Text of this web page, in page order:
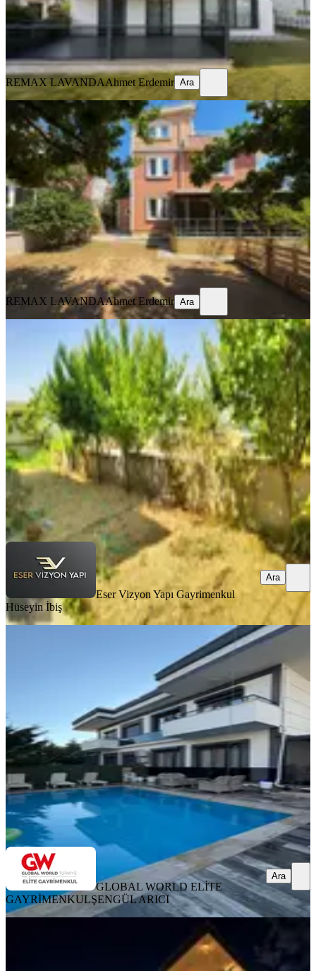
REMAX LAVANDA Ahmet Erdemir
Ara
REMAX LAVANDAAhmet Erdemir Ara
KOMBİLİ
Remax Lavanda Çorlu Önerler 5+1
Site İçinde Villa
Tekirdağ, Çorlu
5+1·225 m² 01.08.2026
50.000 ₺
REMAX LAVANDAAhmet Erdemir
Ara
REMAX LAVANDAAhmet Erdemir Ara
Yıllık Kiralık Eşyalı Köşe Başı 4+1
Villa
Tekirdağ, Marmaraereğlisi
4+1·150 m² ·25.07.2026
38.000 ₺
Eser Vizyon Yapı GayrimenkulHüseyin İbiş
Ara
Eser Vizyon Yapı Gayrimenkul
Hüseyin İbiş
Ara
Atatürk Mahallesinde Site İçerisinde
Müstakil Havuzlu Tripleks
Tekirdağ, Süleymanpaşa
5+1·220 m²·18.07.2026
75.000 ₺80.000 ₺
GLOBAL WORLD ELİTE GAYRİMENKULŞENGÜL ARICI
Ara
GLOBAL WORLD ELİTE
GAYRİMENKULŞENGÜL ARICI
Ara
Rüzgar Emlak'tan Site İçi Kiralık